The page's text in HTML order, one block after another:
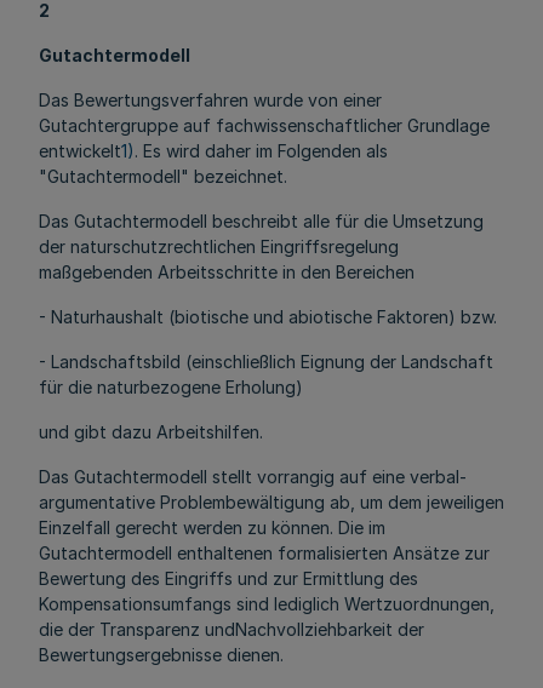
2
Gutachtermodell
Das Bewertungsverfahren wurde von einer
Gutachtergruppe auf fachwissenschaftlicher Grundlage
entwickelt1). Es wird daher im Folgenden als
"Gutachtermodell" bezeichnet.
Das Gutachtermodell beschreibt alle für die Umsetzung
der naturschutzrechtlichen Eingriffsregelung
maßgebenden Arbeitsschritte in den Bereichen
- Naturhaushalt (biotische und abiotische Faktoren) bzw.
- Landschaftsbild (einschließlich Eignung der Landschaft
für die naturbezogene Erholung)
und gibt dazu Arbeitshilfen.
Das Gutachtermodell stellt vorrangig auf eine verbal-
argumentative Problembewältigung ab, um dem jeweiligen
Einzelfall gerecht werden zu können. Die im
Gutachtermodell enthaltenen formalisierten Ansätze zur
Bewertung des Eingriffs und zur Ermittlung des
Kompensationsumfangs sind lediglich Wertzuordnungen,
die der Transparenz undNachvollziehbarkeit der
Bewertungsergebnisse dienen.